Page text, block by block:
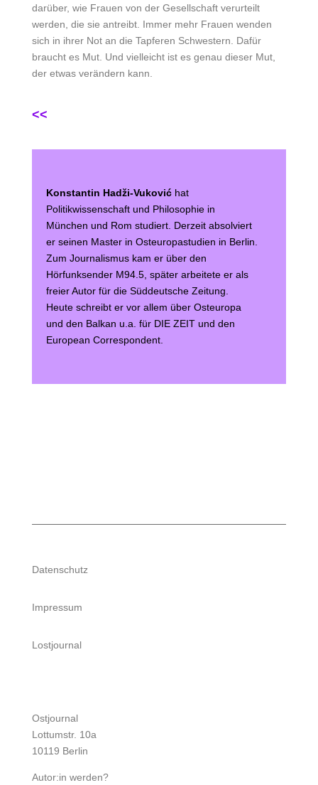
darüber, wie Frauen von der Gesellschaft verurteilt
werden, die sie antreibt. Immer mehr Frauen wenden
sich in ihrer Not an die Tapferen Schwestern. Dafür
braucht es Mut. Und vielleicht ist es genau dieser Mut,
der etwas verändern kann.
<<
Konstantin Hadži-Vukovićhat
Politikwissenschaft und Philosophie in
München und Rom studiert. Derzeit absolviert
er seinen Master in Osteuropastudien in Berlin.
Zum Journalismus kam er über den
Hörfunksender M94.5, später arbeitete er als
freier Autor für die Süddeutsche Zeitung.
Heute schreibt er vor allem über Osteuropa
und den Balkan u.a. für DIE ZEIT und den
European Correspondent.
Datenschutz
Impressum
Lostjournal
Ostjournal
Lottumstr. 10a
10119 Berlin
Autor:in werden?